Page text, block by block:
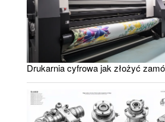
Drukarnia cyfrowa jak złożyć